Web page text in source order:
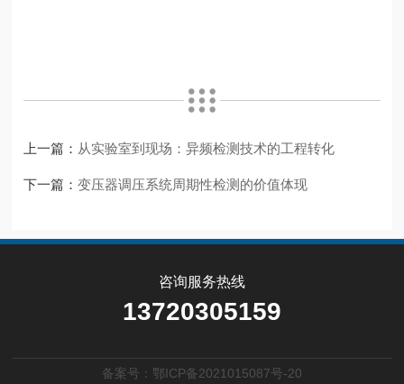
上一篇： 从实验室到现场：异频检测技术的工程转化
下一篇：变压器调压系统周期性检测的价值体现
咨询服务热线
13720305159
备案号：鄂ICP备2021015087号-20